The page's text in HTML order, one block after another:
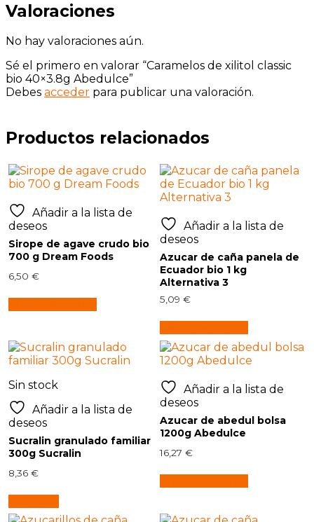
Valoraciones
No hay valoraciones aún.
Sé el primero en valorar “Caramelos de xilitol classic
bio 40×3.8g Abedulce”
Debes acceder para publicar una valoración.
Productos relacionados
Añadir a la lista de
deseos
Sirope de agave crudo bio
700 g Dream Foods
6,50€
Añadir a la lista de
deseos
Azucar de caña panela de
Ecuador bio 1 kg
Alternativa 3
5,09€
Sin stock
Añadir a la lista de
deseos
Sucralin granulado familiar
300g Sucralin
8,36€
Añadir a la lista de
deseos
Azucar de abedul bolsa
1200g Abedulce
16,27€